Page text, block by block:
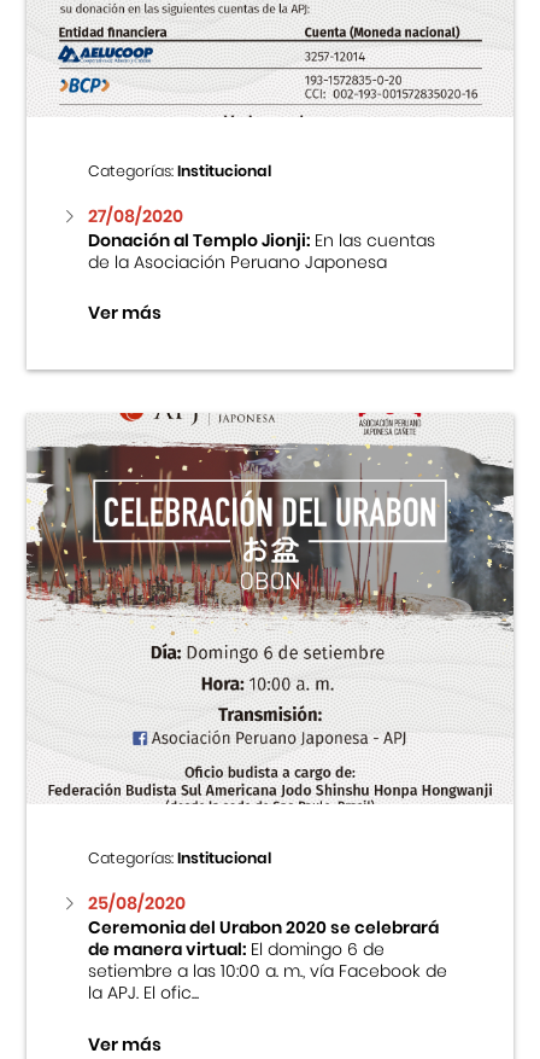
Centro Cultural Peruano Japonés
Cursos
Museo de la Inmigración Japonesa
Fondo Editorial
Teatro Peruano Japonés
Categorías:Institucional
27/08/2020
Donación al Templo Jionji:En las cuentas
de la Asociación Peruano Japonesa
Ver más
Categorías:Institucional
25/08/2020
Ceremonia del Urabon 2020 se celebrará
de manera virtual:El domingo 6 de
setiembre a las 10:00 a. m., vía Facebook de
la APJ. El ofic...
Ver más